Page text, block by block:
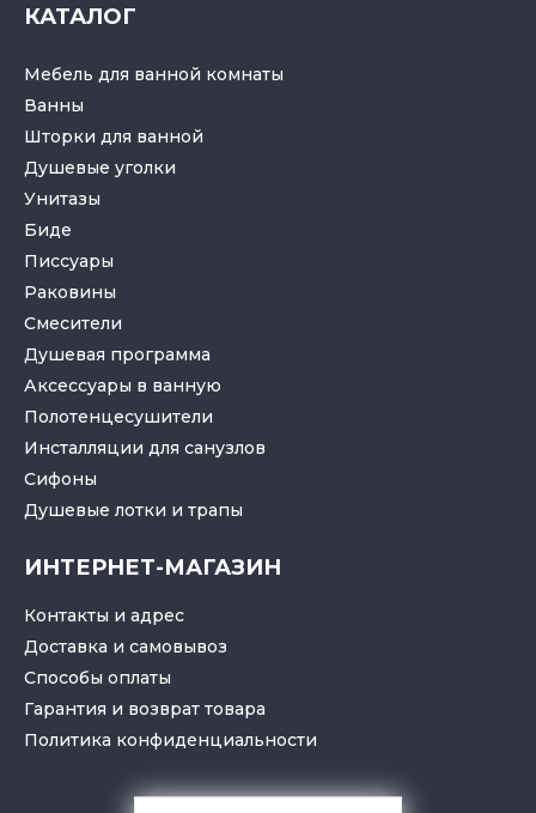
КАТАЛОГ
Мебель для ванной комнаты
Ванны
Шторки для ванной
Душевые уголки
Унитазы
Биде
Писсуары
Раковины
Смесители
Душевая программа
Аксессуары в ванную
Полотенцесушители
Инсталляции для санузлов
Cифоны
Душевые лотки и трапы
ИНТЕРНЕТ-МАГАЗИН
Контакты и адрес
Доставка и самовывоз
Способы оплаты
Гарантия и возврат товара
Политика конфиденциальности